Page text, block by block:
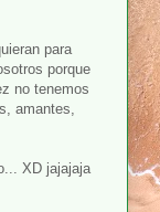
para
porque
no tenemos
amantes,
XD jajajaja